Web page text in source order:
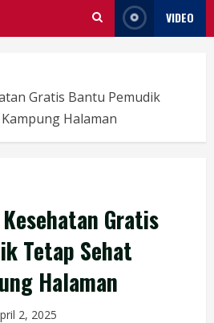
VIDEO
Gratis Bantu Pemudik
Halaman
Gratis
Tetap Sehat
Halaman
2, 2025